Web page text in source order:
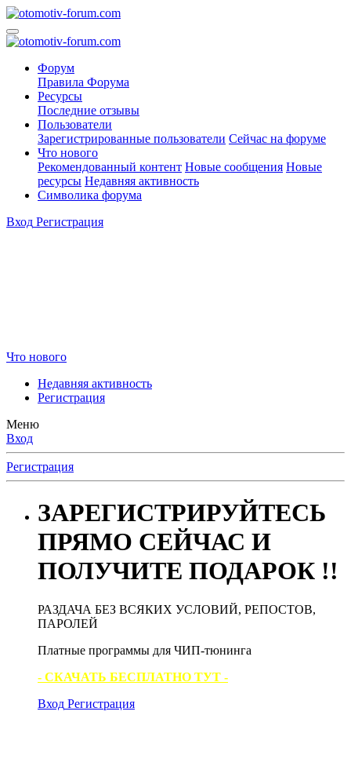
Форум
Правила Форума
Ресурсы
Последние отзывы
Пользователи
Зарегистрированные пользователи Сейчас на форуме
Что нового
Рекомендованный контент Новые сообщения Новые
ресурсы Недавняя активность
Символика форума
Вход Регистрация
Что нового
Недавняя активность
Регистрация
Меню
Вход
Регистрация
ЗАРЕГИСТРИРУЙТЕСЬ
ПРЯМО СЕЙЧАС И
ПОЛУЧИТЕ ПОДАРОК !!
РАЗДАЧА БЕЗ ВСЯКИХ УСЛОВИЙ, РЕПОСТОВ,
ПАРОЛЕЙ
Платные программы для ЧИП-тюнинга
- СКАЧАТЬ БЕСПЛАТНО ТУТ -
Вход Регистрация